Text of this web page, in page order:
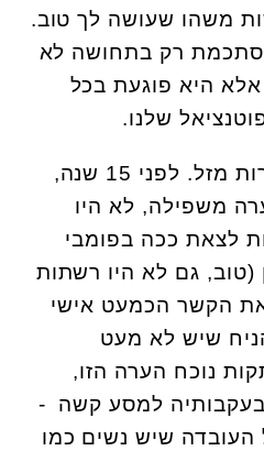
משהו שעושה לך טוב.
רק בתחושה לא
אלא היא פוגעת בכל
שלנו.
אבל אנחנו בכל זאת ברות מזל. לפני 15 שנה,
משפילה, לא היו
לצאת ככה בפומבי
גם לא היו רשתות
הקשר הכמעט אישי
שיש לא מעט
נוכח הערה הזו,
בעקבותיה למסע קשה -
העובדה שיש נשים כמו